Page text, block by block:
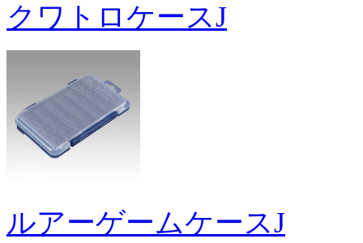
クワトロケースJ
ルアーゲームケースJ